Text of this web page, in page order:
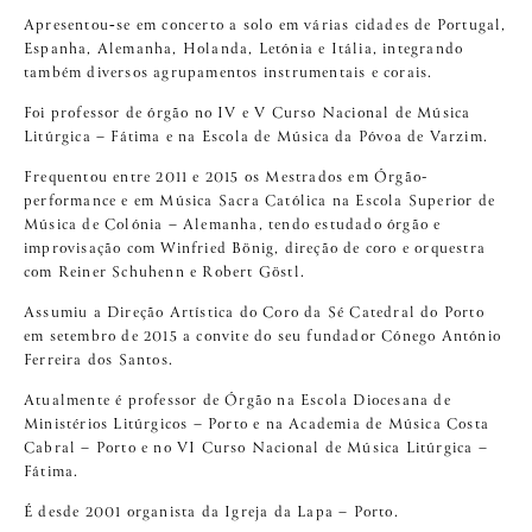
Apresentou‐se em concerto a solo em várias cidades de Portugal,
Espanha, Alemanha, Holanda, Letónia e Itália, integrando
também diversos agrupamentos instrumentais e corais.
Foi professor de órgão no IV e V Curso Nacional de Música
Litúrgica – Fátima e na Escola de Música da Póvoa de Varzim.
Frequentou entre 2011 e 2015 os Mestrados em Órgão-
performance e em Música Sacra Católica na Escola Superior de
Música de Colónia – Alemanha, tendo estudado órgão e
improvisação com Winfried Bönig, direção de coro e orquestra
com Reiner Schuhenn e Robert Göstl.
Assumiu a Direção Artística do Coro da Sé Catedral do Porto
em setembro de 2015 a convite do seu fundador Cónego António
Ferreira dos Santos.
Atualmente é professor de Órgão na Escola Diocesana de
Ministérios Litúrgicos – Porto e na Academia de Música Costa
Cabral – Porto e no VI Curso Nacional de Música Litúrgica –
Fátima.
É desde 2001 organista da Igreja da Lapa – Porto.